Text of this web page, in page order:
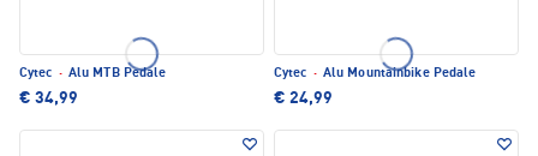
Cytec · Alu MTB Pedale
€ 34,99
Cytec · Alu Mountainbike Pedale
€ 24,99